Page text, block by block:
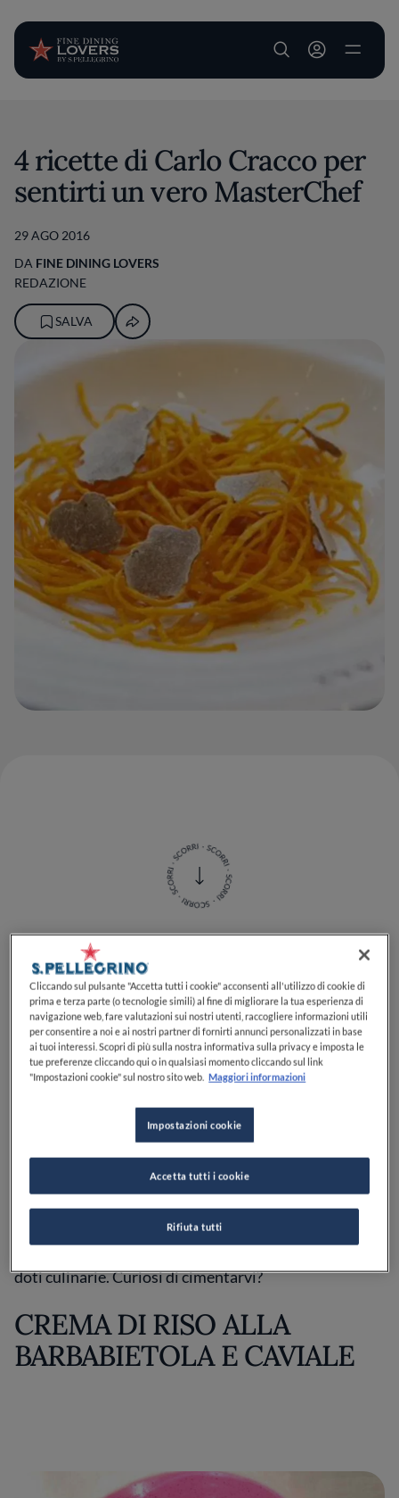
User account
4 ricette di Carlo Cracco per
sentirti un vero MasterChef
29 AGO 2016
DA FINE DINING LOVERS
REDAZIONE
SALVA
Cucinare davanti aCarlo Cracco
che, dopo aver visto le sue - spesso fumantine -
reazioni a Masterchef, è terrorizzante. Ma cucinare le
ricette di Carlo Cracco, nella solitudine della nostra
cucina? Una prospettiva decisamente meno
spaventosa.
Ovviamente, pur con tutta la nostra buona volontà,
non tutte le ricette di Cracco sono replicabili.
di insalata russa caramellata, ad esempio: uno dei
piatti più noti dello chef meneghino, di una semplicità
apparente e, in realtà, di una complessità stordente.
Noi abbiamo raccolto quattro ricette firmate
doti culinarie. Curiosi di cimentarvi?
CREMA DI RISO ALLA
BARBABIETOLA E CAVIALE
Cliccando sul pulsante "Accetta tutti i cookie" acconsenti all'utilizzo di cookie di
prima e terza parte (o tecnologie simili) al fine di migliorare la tua esperienza di
navigazione web, fare valutazioni sui nostri utenti, raccogliere informazioni utili
per consentire a noi e ai nostri partner di fornirti annunci personalizzati in base
ai tuoi interessi. Scopri di più sulla nostra informativa sulla privacy e imposta le
tue preferenze cliccando qui o in qualsiasi momento cliccando sul link
"Impostazioni cookie" sul nostro sito web. Maggiori informazioni
Impostazioni cookie
Rifiuta tutti
Accetta tutti i cookie